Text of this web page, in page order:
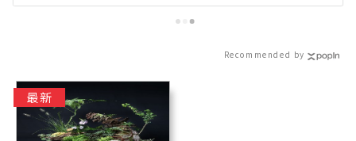
名∣花蓮新聞網
地資訊！
Recommended by
最新